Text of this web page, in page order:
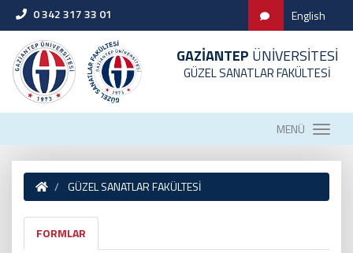
0 342 317 33 01 English
GAZİANTEP ÜNİVERSİTESİ
GÜZEL SANATLAR FAKÜLTESİ
MENÜ
GÜZEL SANATLAR FAKÜLTESİ
FORMLAR